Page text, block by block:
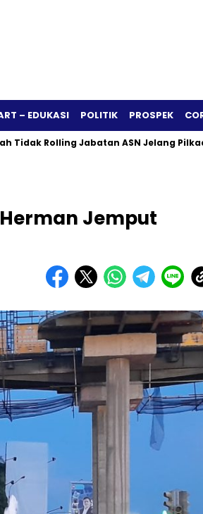
– EDUKASI POLITIK PROSPEK
Jabatan ASN Jelang Pilkada 2024
Jemput